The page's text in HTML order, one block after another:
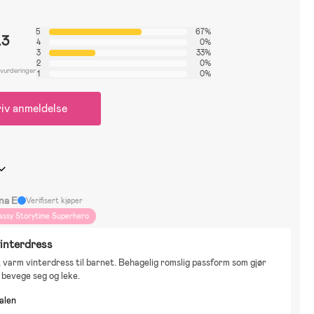
5
67%
4
0%
3
33%
2
0%
1
0%
anmeldelse
E
Verifisert kjøper
Storytime Superhero
varm vinterdress til barnet. Behagelig romslig passform som gjør
seg og leke.